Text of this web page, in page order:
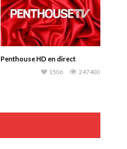
Penthouse HD en direct
247400
1506